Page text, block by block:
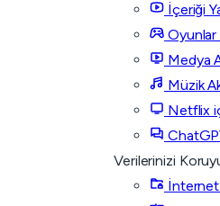
İçeriği
Medya
Müzik
Netflix
Verilerinizi
İnternet